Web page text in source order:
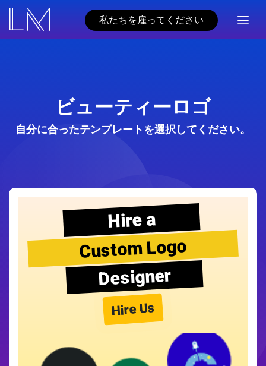
私たちを雇ってください
ビューティーロゴ
自分に合ったテンプレートを選択してください。
Hire a
Custom Logo
Designer
Hire Us